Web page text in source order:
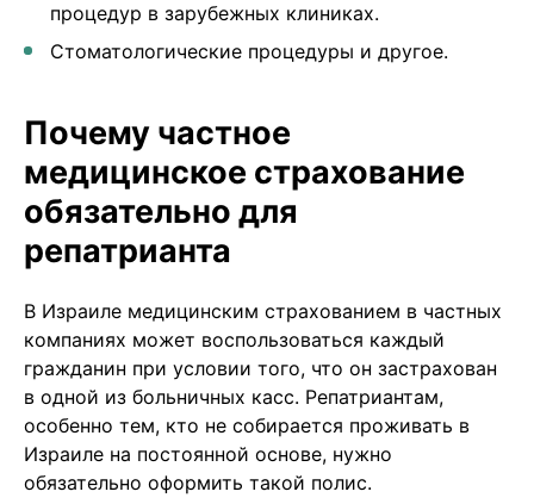
процедур в зарубежных клиниках.
Стоматологические процедуры и другое.
Почему частное
медицинское страхование
обязательно для
репатрианта
В Израиле медицинским страхованием в частных
компаниях может воспользоваться каждый
гражданин при условии того, что он застрахован
в одной из больничных касс. Репатриантам,
особенно тем, кто не собирается проживать в
Израиле на постоянной основе, нужно
обязательно оформить такой полис.